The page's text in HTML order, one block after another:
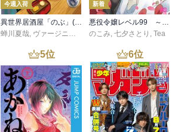
今週入荷
異世界居酒屋「のぶ」(22)
蝉川夏哉, ヴァージニア二等兵 ,転
新着
悪役令嬢レベル99 ～私は裏ボスですが魔王ではありません～ その６
のこみ, 七夕さとり , Tea
5位 6位